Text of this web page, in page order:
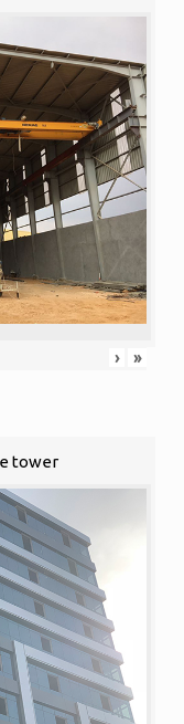
› »
tower